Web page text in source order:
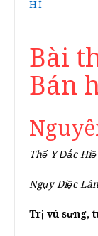
HÍ
Bài
Bán
Thế Y Đắc
Ngụy Diệc
Trị vú sưng,